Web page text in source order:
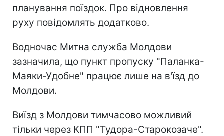
планування поїздок. Про відновлення
руху повідомлять додатково.
Водночас Митна служба Молдови
зазначила, що пункт пропуску "Паланка-
Маяки-Удобне" працює лише на в'їзд до
Молдови.
Виїзд з Молдови тимчасово можливий
тільки через КПП "Тудора-Старокозаче".